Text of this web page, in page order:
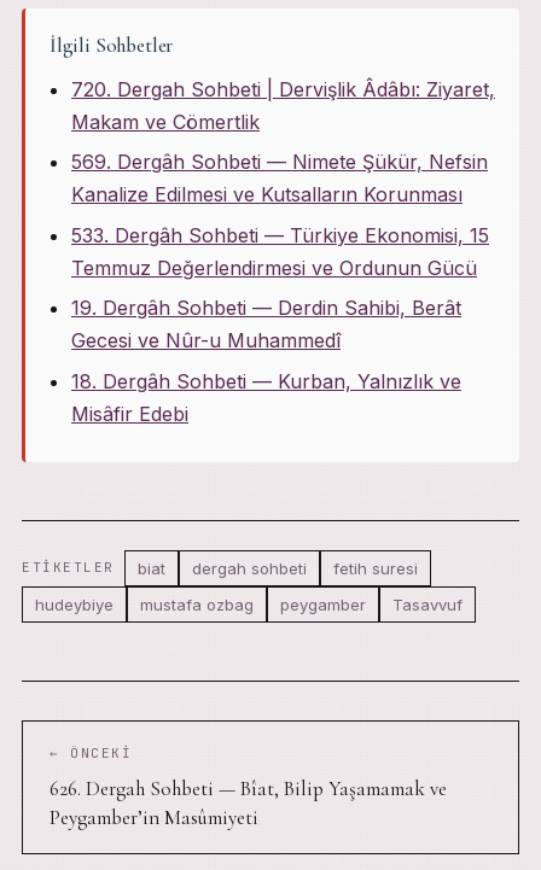
İlgili Sohbetler
720. Dergah Sohbeti | Dervişlik Âdâbı: Ziyaret,
Makam ve Cömertlik
569. Dergâh Sohbeti — Nimete Şükür, Nefsin
Kanalize Edilmesi ve Kutsalların Korunması
533. Dergâh Sohbeti — Türkiye Ekonomisi, 15
Temmuz Değerlendirmesi ve Ordunun Gücü
19. Dergâh Sohbeti — Derdin Sahibi, Berât
Gecesi ve Nûr-u Muhammedî
18. Dergâh Sohbeti — Kurban, Yalnızlık ve
Misâfir Edebi
ETIKETLER biat dergah sohbeti
fetih suresi
hudeybiye
mustafa ozbag peygamber Tasavvuf
← ÖNCEKI
626. Dergah Sohbeti — Bîat, Bilip Yaşamamak ve
Peygamber’in Masûmiyeti